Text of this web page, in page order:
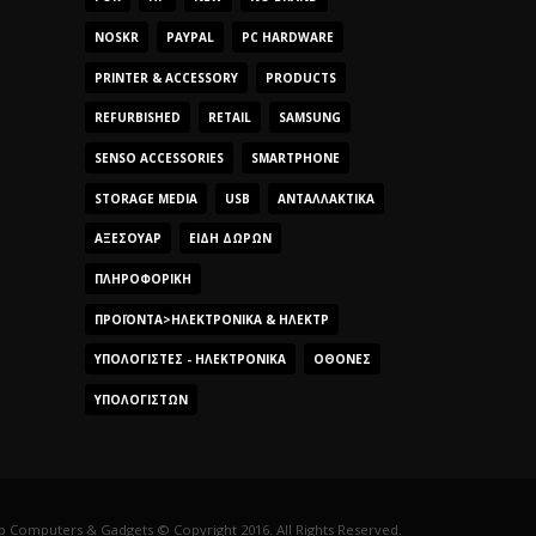
NOSKR PAYPAL PC HARDWARE
PRINTER & ACCESSORY PRODUCTS
REFURBISHED RETAIL SAMSUNG
SENSO ACCESSORIES SMARTPHONE
STORAGE MEDIA USB ΑΝΤΑΛΛΑΚΤΙΚΆ
ΑΞΕΣΟΥΆΡ ΕΊΔΗ ΔΏΡΩΝ
ΠΛΗΡΟΦΟΡΙΚΉ
ΠΡΟΪΌΝΤΑ>ΗΛΕΚΤΡΟΝΙΚΆ & ΗΛΕΚΤΡ
ΥΠΟΛΟΓΙΣΤΈΣ - ΗΛΕΚΤΡΟΝΙΚΆ ΟΘΌΝΕΣ
ΥΠΟΛΟΓΙΣΤΏΝ
Computers & Gadgets © Copyright 2016. All Rights Reserved.